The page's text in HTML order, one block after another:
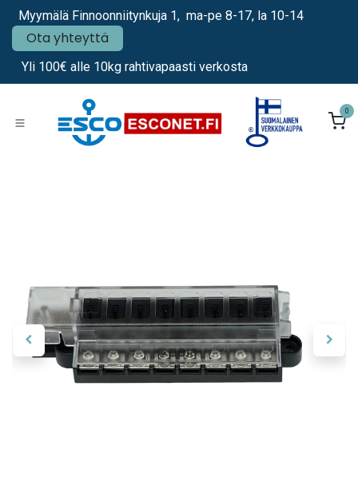
Siirry sisältöön
Myymälä Finnoonniitynkuja 1, ma-pe 8-17, la 10-14
Ota yhteyttä
Yli 100€ alle 10kg rahtivapaasti verkosta
0